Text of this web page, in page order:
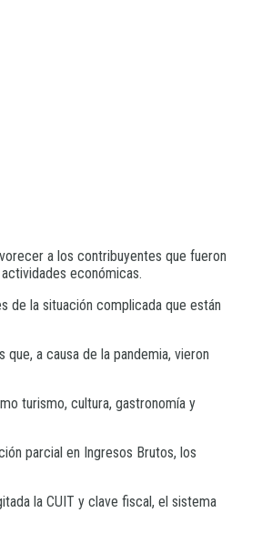
a los contribuyentes que fueron
económicas.
de la situación complicada que están
a causa de la pandemia, vieron
turismo, cultura, gastronomía y
parcial en Ingresos Brutos, los
la CUIT y clave fiscal, el sistema